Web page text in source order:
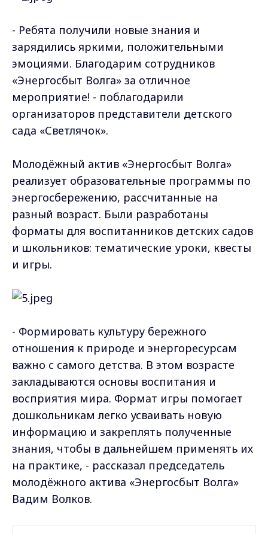
- Ребята получили новые знания и
зарядились яркими, положительными
эмоциями. Благодарим сотрудников
«Энергосбыт Волга» за отличное
мероприятие! - поблагодарили
организаторов представители детского
сада «Светлячок».
Молодёжный актив «Энергосбыт Волга»
реализует образовательные программы по
энергосбережению, рассчитанные на
разный возраст. Были разработаны
форматы для воспитанников детских садов
и школьников: тематические уроки, квесты
и игры.
- Формировать культуру бережного
отношения к природе и энергоресурсам
важно с самого детства. В этом возрасте
закладываются основы воспитания и
восприятия мира. Формат игры помогает
дошкольникам легко усваивать новую
информацию и закреплять полученные
знания, чтобы в дальнейшем применять их
на практике, - рассказал председатель
молодёжного актива «Энергосбыт Волга»
Вадим Волков.